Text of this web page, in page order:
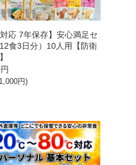
応 7年保存】安心満足セ
食3日分）10人用【防衛
円
円)